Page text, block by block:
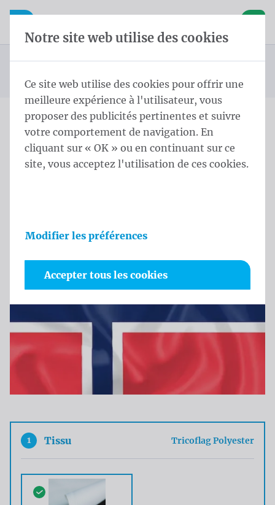
Skip content
Sauter la sélection de la langue
Ouvrir la navigation mobile
Vous êtes ici :
Drapeau de pays d'Antarctica
Drapeau Île Bouvet 200x300 cm
Drapeau Île Bouvet
200x300 cm
1 Tissu Tricoflag Polyester
Notre site web utilise des cookies
Ce site web utilise des cookies pour offrir une
meilleure expérience à l'utilisateur, vous
proposer des publicités pertinentes et suivre
votre comportement de navigation. En
cliquant sur « OK » ou en continuant sur ce
site, vous acceptez l'utilisation de ces cookies.
Modifier les préférences
Accepter tous les cookies